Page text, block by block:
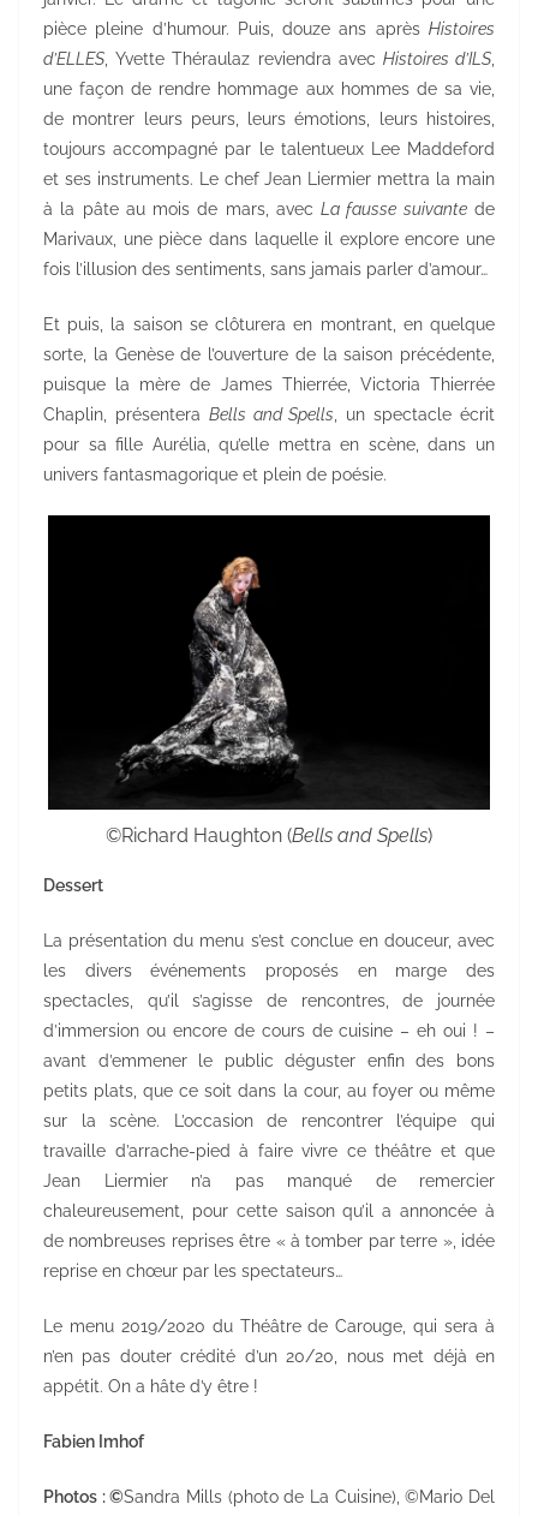
pièce pleine d’humour. Puis, douze ans après Histoires
d’ELLES , Yvette Théraulaz reviendra avec Histoires d’ILS
une façon de rendre hommage aux hommes de sa vie,
de montrer leurs peurs, leurs émotions, leurs histoires,
toujours accompagné par le talentueux Lee Maddeford
et ses instruments. Le chef Jean Liermier mettra la main
à la pâte au mois de mars, avecLa fausse suivantede
Marivaux, une pièce dans laquelle il explore encore une
fois l’illusion des sentiments, sans jamais parler d’amour…
Et puis, la saison se clôturera en montrant, en quelque
sorte, la Genèse de l’ouverture de la saison précédente,
puisque la mère de James Thierrée, Victoria Thierrée
Chaplin, présentera Bells and Spells , un spectacle écrit
pour sa fille Aurélia, qu’elle mettra en scène, dans un
univers fantasmagorique et plein de poésie.
©Richard Haughton (Bells and Spells)
Dessert
La présentation du menu s’est conclue en douceur, avec
les divers événements proposés en marge des
spectacles, qu’il s’agisse de rencontres, de journée
d’immersion ou encore de cours de cuisine – eh oui ! –
avant d’emmener le public déguster enfin des bons
petits plats, que ce soit dans la cour, au foyer ou même
sur la scène. L’occasion de rencontrer l’équipe qui
travaille d’arrache-pied à faire vivre ce théâtre et que
Jean Liermier n’a pas manqué de remercier
chaleureusement, pour cette saison qu’il a annoncée à
de nombreuses reprises être « à tomber par terre », idée
reprise en chœur par les spectateurs…
Le menu 2019/2020 du Théâtre de Carouge, qui sera à
n’en pas douter crédité d’un 20/20, nous met déjà en
appétit. On a hâte d’y être !
Fabien Imhof
Photos : ©Sandra Mills (photo de La Cuisine), ©Mario Del